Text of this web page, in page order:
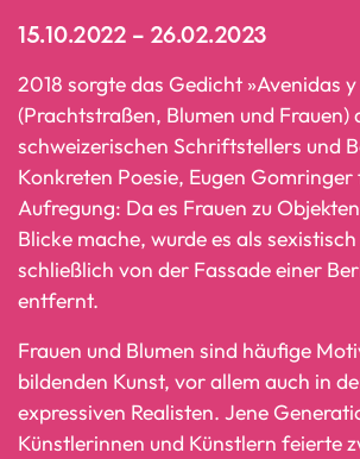
15.10.2022 – 26.02.2023
2018 sorgte das Gedicht »Avenidas
(Prachtstraßen, Blumen und Frauen)
schweizerischen Schriftstellers und
Konkreten Poesie, Eugen
Aufregung: Da es Frauen zu
Blicke mache, wurde es als
schließlich von der Fassade einer
entfernt.
Frauen und Blumen sind häufige
bildenden Kunst, vor allem auch in
expressiven Realisten. Jene
Künstlerinnen und Künstlern feierte